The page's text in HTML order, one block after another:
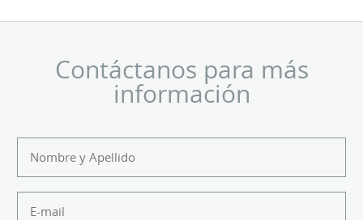
Contáctanos para más
información